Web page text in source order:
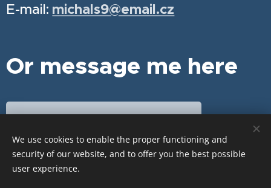
E-mail: michals9@email.cz
Or message me here
We use cookies to enable the proper functioning and
security of our website, and to offer you the best possible
user experience.